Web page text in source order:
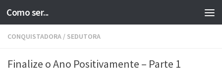
Skip to content
Como ser...
CONQUISTADORA / SEDUTORA
Finalize o Ano Positivamente – Parte 1